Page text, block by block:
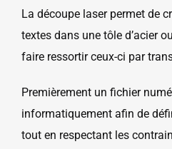
ÉQUIPEMENTS AGRICOLES
La découpe laser permet de
textes dans une tôle d’acier
faire ressortir ceux-ci par
Premièrement un fichier
informatiquement afin de
tout en respectant les